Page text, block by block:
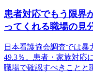
患者対応でもう限界
ってくれる職場の見
日本看護協会調査では暴
49.3％。患者・家族対応
職場で確認すべきことと